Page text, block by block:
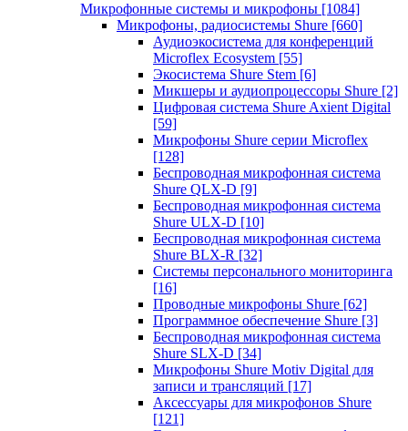
Микрофонные системы и микрофоны [1084]
Микрофоны, радиосистемы Shure [660]
Аудиоэкосистема для конференций
Microflex Ecosystem [55]
Экосистема Shure Stem [6]
Микшеры и аудиопроцессоры Shure [2]
Цифровая система Shure Axient Digital
[59]
Микрофоны Shure серии Microflex
[128]
Беспроводная микрофонная система
Shure QLX-D [9]
Беспроводная микрофонная система
Shure ULX-D [10]
Беспроводная микрофонная система
Shure BLX-R [32]
Системы персонального мониторинга
[16]
Проводные микрофоны Shure [62]
Программное обеспечение Shure [3]
Беспроводная микрофонная система
Shure SLX-D [34]
Микрофоны Shure Motiv Digital для
записи и трансляций [17]
Аксессуары для микрофонов Shure
[121]